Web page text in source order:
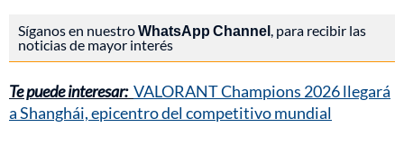
Síganos en nuestroWhatsApp Channel, para recibir las
noticias de mayor interés
Te puede interesar: VALORANT Champions 2026 llegará
a Shanghái, epicentro del competitivo mundial